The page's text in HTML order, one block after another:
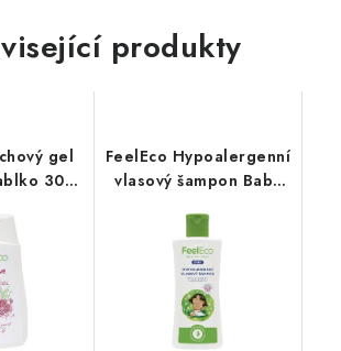
produkty
gel
300
FeelEco Hypoalergenní
vlasový šampon Baby